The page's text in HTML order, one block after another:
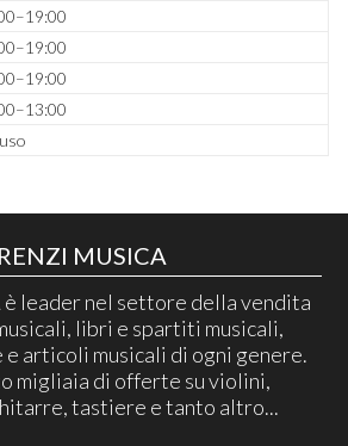
RENZI MUSICA
è leader nel settore della vendita
libri e spartiti musicali,
e articoli musicali di ogni genere.
migliaia di offerte su violini,
tastiere e tanto altro...